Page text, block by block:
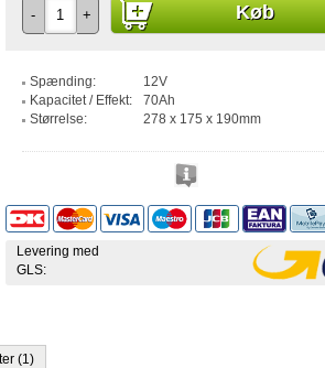
- + Køb
Spænding:
12V
Kapacitet / Effekt:
70Ah
Størrelse:
278 x 175 x 190mm
Levering med
GLS:
(1)